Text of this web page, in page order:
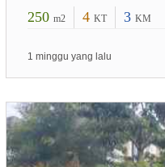
250 m2 4 KT 3 KM
1 minggu yang lalu